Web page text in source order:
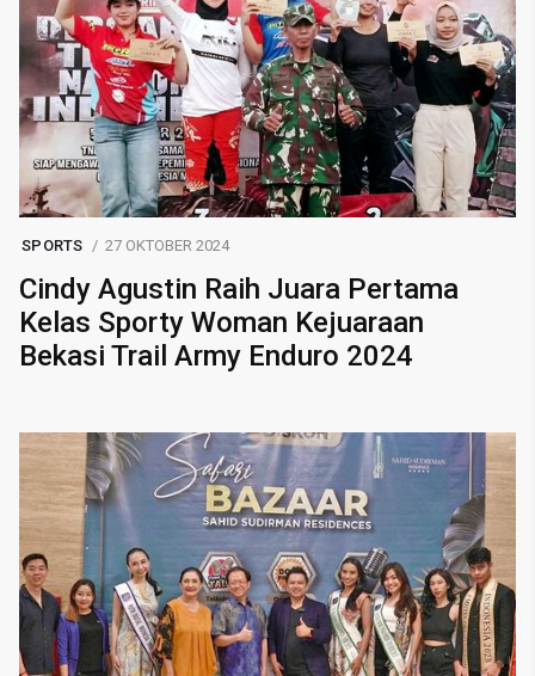
SPORTS 27 OKTOBER 2024
Cindy Agustin Raih Juara Pertama
Kelas Sporty Woman Kejuaraan
Bekasi Trail Army Enduro 2024